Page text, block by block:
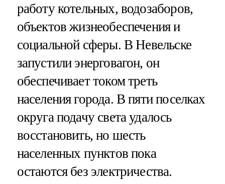
работу котельных, водозаборов,
объектов жизнеобеспечения и
социальной сферы. В Невельске
запустили энерговагон, он
обеспечивает током треть
населения города. В пяти поселках
округа подачу света удалось
восстановить, но шесть
населенных пунктов пока
остаются без электричества.